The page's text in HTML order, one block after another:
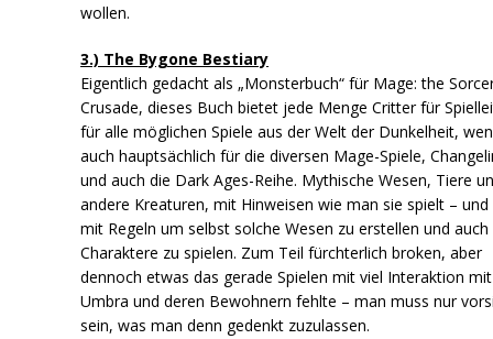
wollen.
3.) The Bygone Bestiary
Eigentlich gedacht als „Monsterbuch“ für Mage: the
Crusade, dieses Buch bietet jede Menge Critter für
für alle möglichen Spiele aus der Welt der Dunkelheit,
auch hauptsächlich für die diversen Mage-Spiele,
und auch die Dark Ages-Reihe. Mythische Wesen, Tiere
andere Kreaturen, mit Hinweisen wie man sie spielt – und
mit Regeln um selbst solche Wesen zu erstellen und auch
Charaktere zu spielen. Zum Teil fürchterlich broken, aber
dennoch etwas das gerade Spielen mit viel Interaktion
Umbra und deren Bewohnern fehlte – man muss nur
sein, was man denn gedenkt zuzulassen.